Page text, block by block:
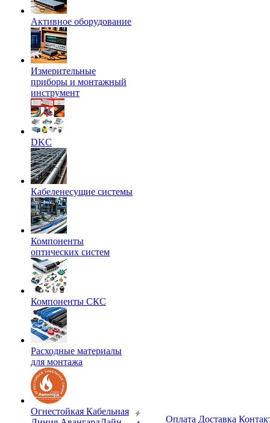
Активное оборудование
Измерительные
приборы и монтажный
инструмент
DKC
Кабеленесущие системы
Компоненты
оптических систем
Компоненты СКС
Расходные материалы
для монтажа
Огнестойкая Кабельная
Оплата Доставка